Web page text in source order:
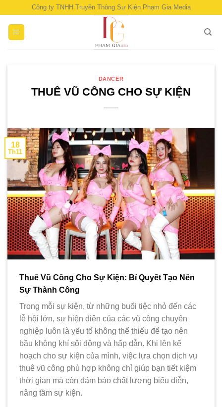
content
Công ty TNHH Truyền Thông Sự Kiện Phạm Gia Media
DANCER
THUÊ VŨ CÔNG CHO SỰ KIỆN
18
Th11
Thuê Vũ Công Cho Sự Kiện: Bí Quyết Tạo Nên
Sự Thành Công
Trong mỗi sự kiện, từ những buổi tiệc nhỏ đến các
lễ hội lớn, sự hiện diện của các vũ công chuyên
nghiệp luôn là yếu tố không thể thiếu để tạo nên
bầu không khí sôi động và hấp dẫn. Khi lên kế
hoạch cho sự kiện của mình, việc lựa chọn dịch vụ
thuê vũ công phù hợp không chỉ giúp bạn tiết kiệm
thời gian mà còn đảm bảo chất lượng biểu diễn,
nâng tầm sự kiện.